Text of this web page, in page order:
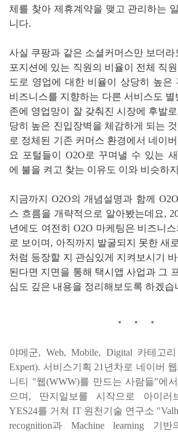
체를 찾아 제휴계약을 맺고 관리하는
니다.
사실 쿠팡과 같은 소셜커머스만 보더라
포지션에 있는 직원의 비율이 전체 직
도로 영업에 대한 비율이 상당히 높은
비즈니스를 지향하는 다른 서비스도 별
존에 영업망이 잘 갖춰진 시장에 후발
당히 높은 진입장벽을 체감하게 되는
로 정체된 기존 커머스 환경에서 네이
요 포털들이 O2O로 꾸며낼 수 있는
에 불을 켜고 찾는 이유도 이와 비슷하
지금까지 O2O의 개념설명과 함께
스 흐름을 개략적으로 알아봤는데요,
년에도 여전히 O2O 마케팅은 비즈니
로 보이며, 아직까지 발굴되지 못한 새
처럼 등장할 지 관심있게 지켜보시기
된다면 지면을 통해 택시앱 사업과 그
심도 깊은 내용을 정리해보도록 하겠습
야메군, Web, Mobile, Digital 카테고리
Expert). 서비스기획 21년차로 네이버
니티 "웹(WWW)를 만드는 사람들"에
으며, 딴지일보를 시작으로 아이러
YES24를 거쳐 IT 원천기술 연구소
recognition과 Machine learning 기반